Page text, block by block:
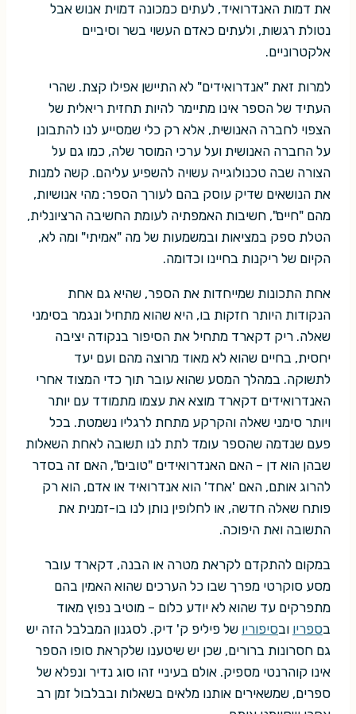
את דמות האנדרואיד, לעתים כמכונה דמוית אנוש אבל
נטולת רגשות, ולעתים כאדם העשוי בשר וסיביים
אלקטרוניים.
למרות זאת "אנדרואידים" לא התיישן אפילו קצת. שהרי
העתיד של הספר אינו מתיימר להיות תחזית ריאלית של
הצפוי לחברה האנושית, אלא רק כלי שמסייע לנו להתבונן
על החברה האנושית ועל ערכי המוסר שלה, כמו גם על
הצורה שבה טכנולוגייה עשויה להשפיע עליהם. קשה למנות
את הנושאים שדיק עוסק בהם לעורך הספר: מהי אנושיות,
מהם "חיים", חשיבות האמפתיה לעומת החשיבה הרציונלית,
הטלת ספק במציאות ובמשמעות של מה "אמיתי" ומה לא,
הקיום של ריקנות בחיינו וכדומה.
אחת התכונות שמייחדות את הספר, שהיא גם אחת
הנקודות היותר חזקות בו, היא שהוא מתחיל ונגמר בסימני
שאלה. ריק דקארד מתחיל את הסיפור בנקודה יציבה
יחסית, בחיים שהוא לא מאוד מרוצה מהם ועם יעד
לתשוקה. במהלך המסע שהוא עובר תוך כדי המצוד אחרי
האנדרואידים דקארד מוצא את עצמו מתמודד עם יותר
ויותר סימני שאלה והקרקע מתחת לרגליו נשמטת. בכל
פעם שנדמה שהספר עומד לתת לנו תשובה לאחת השאלות
שבהן הוא דן – האם האנדרואידים "טובים", האם זה בסדר
להרוג אותם, האם 'אחד' הוא אנדרואיד או אדם, הוא רק
פותח שאלה חדשה, או לחלופין נותן לנו בו-זמנית את
התשובה ואת היפוכה.
במקום להתקדם לקראת מטרה או הבנה, דקארד עובר
מסע סוקרטי מפרך שבו כל הערכים שהוא האמין בהם
מתפרקים עד שהוא לא יודע כלום – מוטיב נפוץ מאוד
בספריו ובסיפוריו של פיליפ ק' דיק. לסגנון המבלבל הזה יש
גם חסרונות ברורים, שכן יש שיטענו שלקראת סופו הספר
אינו קוהרנטי מספיק. אולם בעיניי זהו סוג נדיר ונפלא של
ספרים, שמשאירים אותנו מלאים בשאלות ובבלבול זמן רב